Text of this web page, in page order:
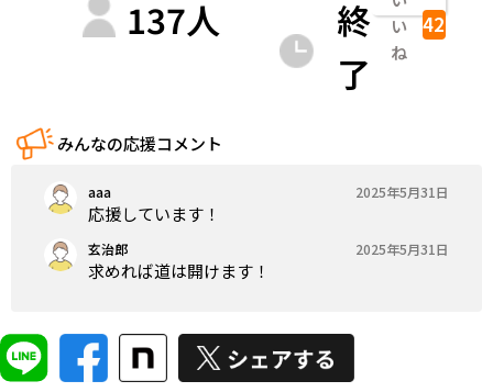
137人
終
了
い
ね
42
みんなの応援コメント
aaa 2025年5月31日
応援しています！
玄治郎 2025年5月31日
求めれば道は開けます！